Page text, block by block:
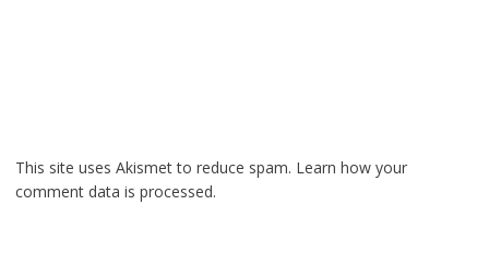
This site uses Akismet to reduce spam. Learn how your
comment data is processed.